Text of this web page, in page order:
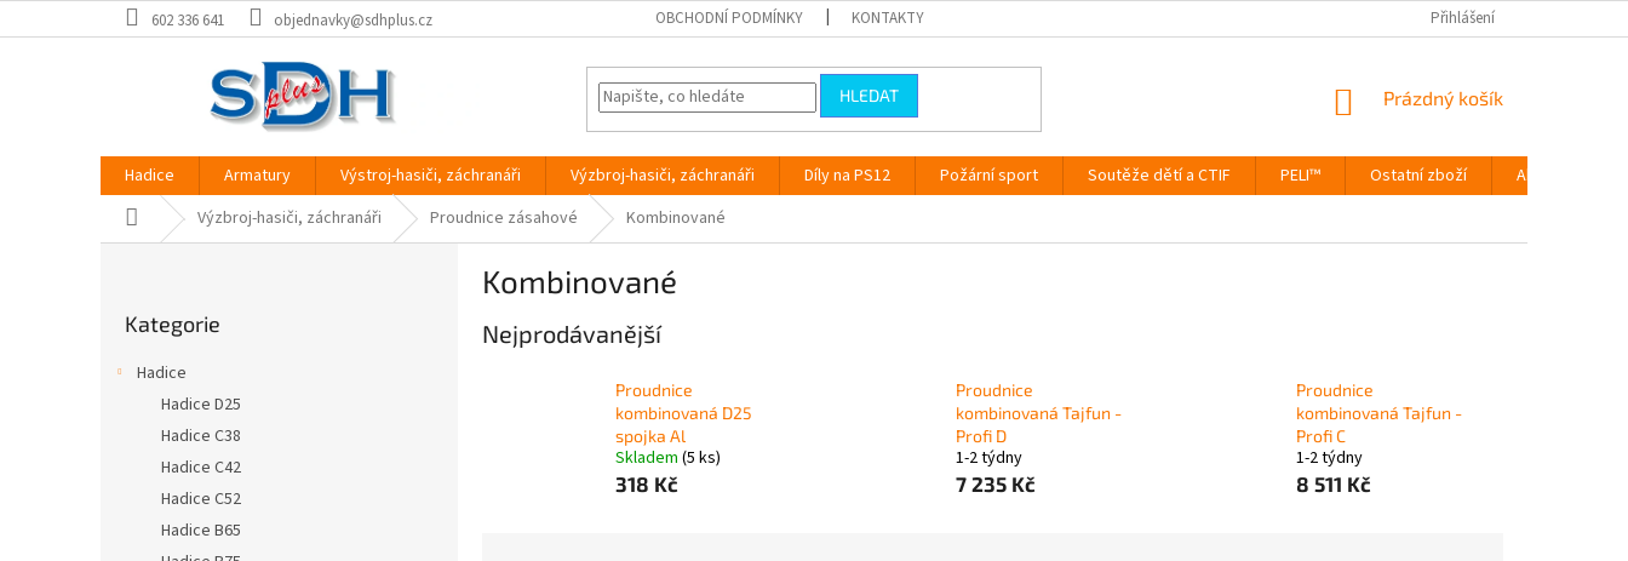
na
602 336 641 objednavky@sdhplus.cz OBCHODNÍ PODMÍNKY KONTAKTY Přihlášení
HLEDAT
NÁKUPNÍ
Prázdný košík
Hadice Armatury Výstroj-hasiči, záchranáři Výzbroj-hasiči, záchranáři Díly na PS12 Požární sport Soutěže dětí a CTIF PELI™ Ostatní zboží Akce
Domů Výzbroj-hasiči, záchranáři Proudnice zásahové Kombinované
kategorie
Kategorie
Hadice
Hadice D25
Hadice C38
Hadice C42
Hadice C52
Hadice B65
Kombinované
Nejprodávanější
Proudnice
kombinovaná D25
spojka Al
Skladem (5 ks)
318 Kč
Proudnice
kombinovaná Tajfun -
Profi D
1-2 týdny
7 235 Kč
Proudnice
kombinovaná Tajfun -
Profi C
1-2 týdny
8 511 Kč